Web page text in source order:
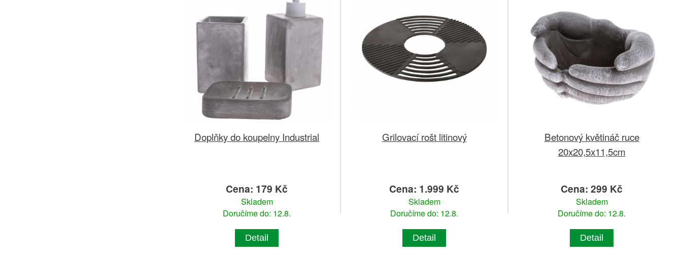
Doplňky do koupelny Industrial
Cena: 179 Kč
Skladem
Doručíme do: 12.8.
Detail
Grilovací rošt litinový
Cena: 1.999 Kč
Skladem
Doručíme do: 12.8.
Detail
Betonový květináč ruce
20x20,5x11,5cm
Cena: 299 Kč
Skladem
Doručíme do: 12.8.
Detail